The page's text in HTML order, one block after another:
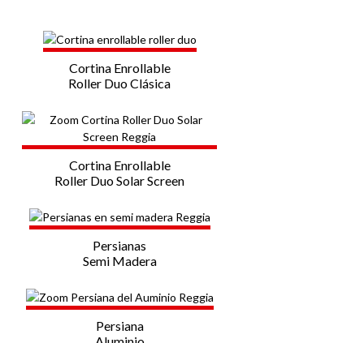
Cortina Enrollable
Roller Duo Clásica
Cortina Enrollable
Roller Duo Solar Screen
Persianas
Semi Madera
Persiana